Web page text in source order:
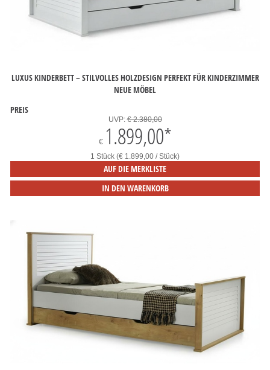
LUXUS KINDERBETT – STILVOLLES HOLZDESIGN PERFEKT FÜR KINDERZIMMER
NEUE MÖBEL
PREIS
UVP:€ 2.380,00
€ 1.899,00*
1 Stück (€ 1.899,00 / Stück)
AUF DIE MERKLISTE
IN DEN WARENKORB